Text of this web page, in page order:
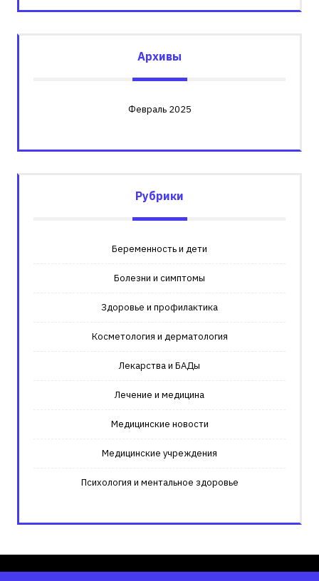
Архивы
Февраль 2025
Рубрики
Беременность и дети
Болезни и симптомы
Здоровье и профилактика
Косметология и дерматология
Лекарства и БАДы
Лечение и медицина
Медицинские новости
Медицинские учреждения
Психология и ментальное здоровье